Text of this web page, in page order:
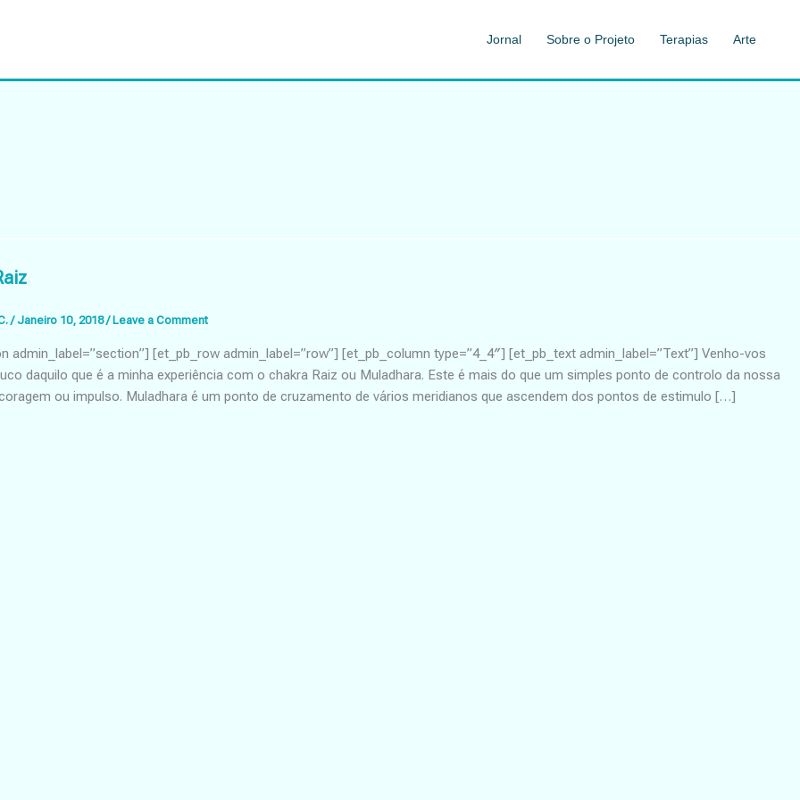
Jornal Sobre o Projeto Terapias Arte
/Janeiro 10, 2018/ Leave a Comment
admin_label=”section”] [et_pb_row admin_label=”row”] [et_pb_column type=”4_4″] [et_pb_text admin_label=”Text”] Venho-vos
daquilo que é a minha experiência com o chakra Raiz ou Muladhara. Este é mais do que um simples ponto de controlo da nossa
ou impulso. Muladhara é um ponto de cruzamento de vários meridianos que ascendem dos pontos de estimulo […]